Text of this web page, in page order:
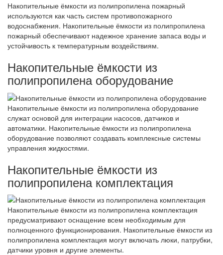
Накопительные ёмкости из полипропилена пожарный
используются как часть систем противопожарного
водоснабжения. Накопительные ёмкости из полипропилена
пожарный обеспечивают надежное хранение запаса воды и
устойчивость к температурным воздействиям.
Накопительные ёмкости из
полипропилена оборудование
Накопительные ёмкости из полипропилена оборудование
служат основой для интеграции насосов, датчиков и
автоматики. Накопительные ёмкости из полипропилена
оборудование позволяют создавать комплексные системы
управления жидкостями.
Накопительные ёмкости из
полипропилена комплектация
Накопительные ёмкости из полипропилена комплектация
предусматривают оснащение всем необходимым для
полноценного функционирования. Накопительные ёмкости из
полипропилена комплектация могут включать люки, патрубки,
датчики уровня и другие элементы.